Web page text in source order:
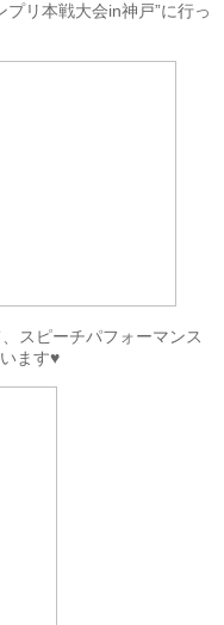
リ本戦大会in神戸”に行っ
スピーチパフォーマンス
ます♥︎